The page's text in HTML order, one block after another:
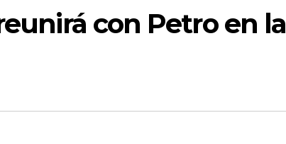
con Petro en la